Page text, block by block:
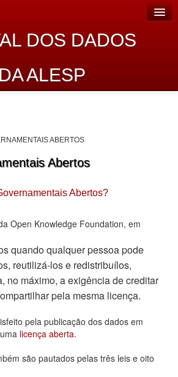
DOS DADOS
ALESP
Abertos
ABERTOS
Abertos
Abertos?
Open Knowledge Foundation, em
quando qualquer pessoa pode
reutilizá-los e redistribuí­los,
no máximo, a exigência de creditar
pela mesma licença.
pela publicação dos dados em
licença aberta.
são pautados pelas três leis e oito